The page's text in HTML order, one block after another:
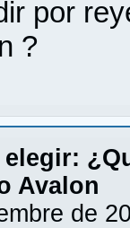
por
?
elegir:
Avalon
de